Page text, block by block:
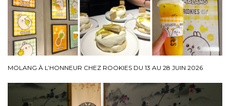
MOLANG À L’HONNEUR CHEZ ROOKIES DU 13 AU 28 JUIN 2026